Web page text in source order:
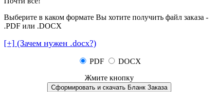
Выберите в каком формате Вы хотите получить файл заказа -
.PDF или .DOCX
[+] (Зачем нужен .docx?)
PDF
DOCX
Жмите кнопку